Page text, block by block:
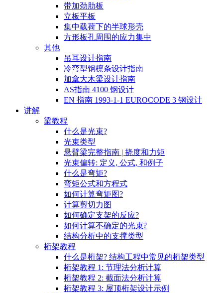
带加劲肋板
立板平板
集中载荷下的半球形壳
方形板孔周围的应力集中
其他
吊耳设计指南
冷弯型钢檩条设计指南
加拿大木梁设计指南
AS指南 4100 钢设计
EN 指南 1993-1-1 EUROCODE 3 钢设计
讲解
梁教程
什么是光束?
光束类型
悬臂梁完整指南 | 挠度和力矩
光束偏转: 定义, 公式, 和例子
什么是弯矩?
弯矩公式和方程式
如何计算弯矩图?
计算剪切力图
如何确定支架的反应?
如何计算不确定的光束?
结构分析中的支撑类型
桁架教程
什么是桁架? 结构工程中常见的桁架类型
桁架教程 1: 节理法分析计算
桁架教程 2: 截面法分析计算
桁架教程 3: 屋顶桁架设计示例